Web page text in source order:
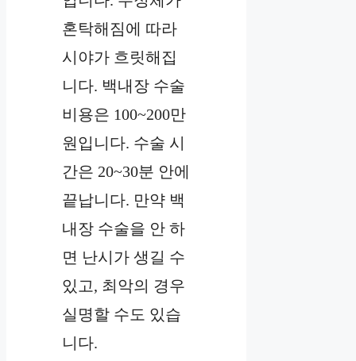
혼탁해짐에 따라
시야가 흐릿해집
니다. 백내장 수술
비용은 100~200만
원입니다. 수술 시
간은 20~30분 안에
끝납니다. 만약 백
내장 수술을 안 하
면 난시가 생길 수
있고, 최악의 경우
실명할 수도 있습
니다.